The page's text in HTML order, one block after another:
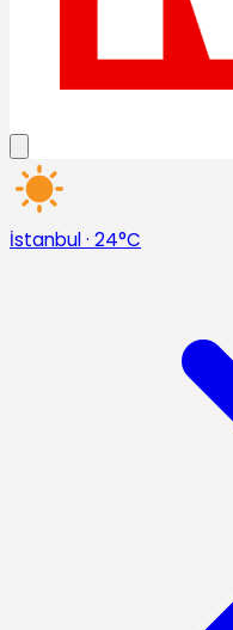
İstanbul· 24°C